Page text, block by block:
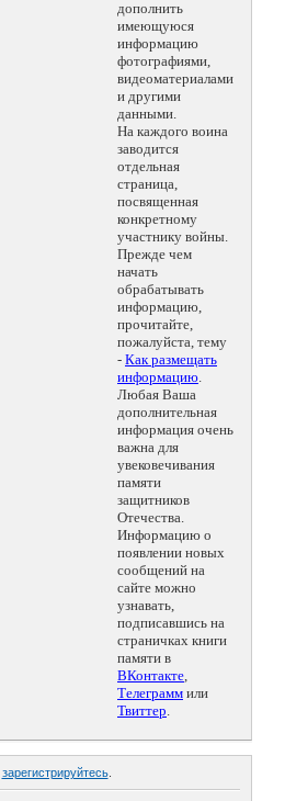
дополнить
имеющуюся
информацию
фотографиями,
видеоматериалами
и другими
данными.
На каждого воина
заводится
отдельная
страница,
посвященная
конкретному
участнику войны.
Прежде чем
начать
обрабатывать
информацию,
прочитайте,
пожалуйста, тему
- Как размещать
информацию.
Любая Ваша
дополнительная
информация очень
важна для
увековечивания
памяти
защитников
Отечества.
Информацию о
появлении новых
сообщений на
сайте можно
узнавать,
подписавшись на
страничках книги
памяти в
ВКонтакте,
Телеграмм или
Твиттер.
зарегистрируйтесь.